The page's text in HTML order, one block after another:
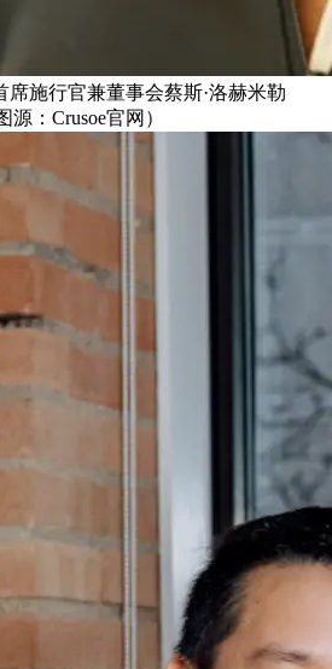
席施行官兼董事会蔡斯·洛赫米勒
源：Crusoe官网）